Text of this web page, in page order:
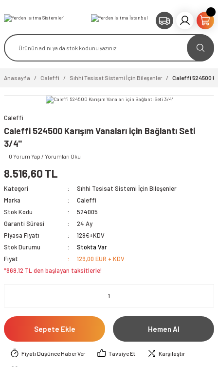
Anasayfa Caleffi Sıhhi Tesisat Sistemi İçin Bileşenler Caleffi 524500
Caleffi
Caleffi 524500 Karışım Vanaları için Bağlantı Seti
3/4''
0 Yorum Yap / Yorumları Oku
8.516,60 TL
Kategori
Sıhhi Tesisat Sistemi İçin Bileşenler
Marka
Caleffi
Stok Kodu
524005
Garanti Süresi
24 Ay
Piyasa Fiyatı
129€+KDV
Stok Durumu
Stokta Var
Fiyat
129,00 EUR + KDV
*869,12 TL den başlayan taksitlerle!
Sepete Ekle Hemen Al
Fiyatı Düşünce Haber Ver Tavsiye Et Karşılaştır